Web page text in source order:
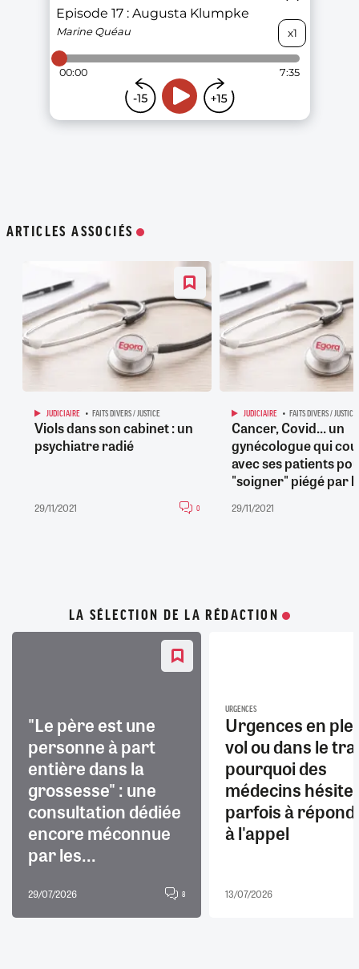
ARTICLES ASSOCIÉS
JUDICIAIRE FAITS DIVERS / JUSTICE
Viols dans son cabinet : un
psychiatre radié
29/11/2021 0
JUDICIAIRE FAITS DIVERS / JUSTICE
Cancer, Covid... un
gynécologue qui
avec ses patients
"soigner" piégé par
29/11/2021
LA SÉLECTION DE LA RÉDACTION
"Le père est une
personne à part
entière dans la
grossesse" : une
consultation dédiée
encore méconnue
par les...
29/07/2026 8
URGENCES
Urgences en
vol ou dans le
pourquoi des
médecins
parfois à
à l'appel
13/07/2026